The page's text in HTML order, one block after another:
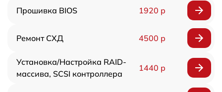
Прошивка BIOS 1920 р
Ремонт СХД 4500 р
Установка/Настройка RAID-
массива, SCSI контроллера
1440 р